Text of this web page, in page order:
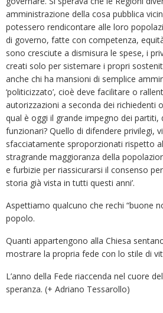
amministrazione della cosa pubblica
potessero rendicontare alle loro
di governo, fatte con competenza,
sono cresciute a dismisura le spese, i
creati solo per sistemare i propri
anche chi ha mansioni di semplice
‘politicizzato’, cioè deve facilitare o
autorizzazioni a seconda dei richiedenti
qual è oggi il grande impegno dei partiti,
funzionari? Quello di difendere privilegi,
sfacciatamente sproporzionati rispetto
stragrande maggioranza della
e furbizie per riassicurarsi il consenso
storia già vista in tutti questi anni’.
Aspettiamo qualcuno che rechi “buone
popolo.
Quanti appartengono alla Chiesa
mostrare la propria fede con lo stile di
L’anno della Fede riaccenda nel cuore
speranza. (+ Adriano Tessarollo)